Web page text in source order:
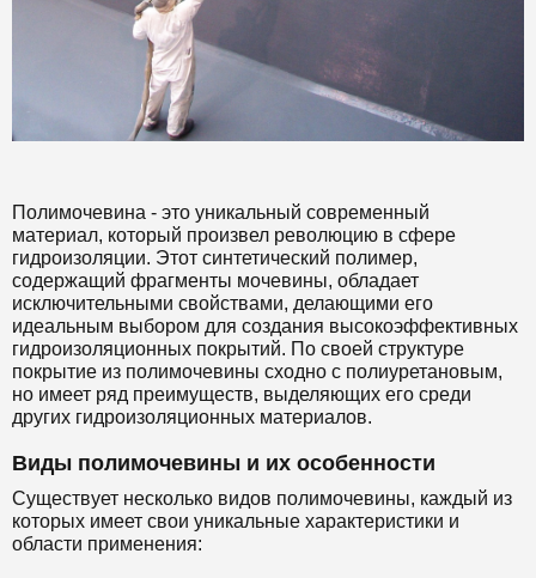
Полимочевина - это уникальный современный
материал, который произвел революцию в сфере
гидроизоляции. Этот синтетический полимер,
содержащий фрагменты мочевины, обладает
исключительными свойствами, делающими его
идеальным выбором для создания высокоэффективных
гидроизоляционных покрытий. По своей структуре
покрытие из полимочевины сходно с полиуретановым,
но имеет ряд преимуществ, выделяющих его среди
других гидроизоляционных материалов.
Виды полимочевины и их особенности
Существует несколько видов полимочевины, каждый из
которых имеет свои уникальные характеристики и
области применения: